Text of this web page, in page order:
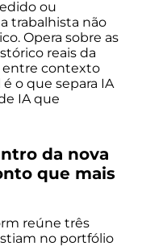
ou
trabalhista não
Opera sobre as
reais da
entre contexto
o que separa IA
IA que
da nova
que mais
reúne três
no portfólio